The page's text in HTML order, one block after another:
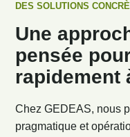
DES SOLUTIONS
Une
pensée
rapidement
Chez GEDEAS, nous
pragmatique et